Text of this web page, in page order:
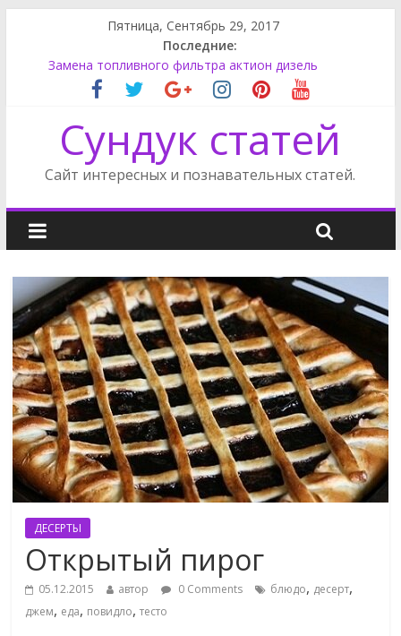
Пятница, Сентябрь 29, 2017
Последние:
Супер моддинг пк в стимпанк стиле
Замена топливного фильтра актион дизель
Как поменять лампу ближнего света на Фокусе 3
Как снять обшивку двери на Фриландер 2
Сузуки SX4 задний фонарь
Сундук статей
Сайт интересных и познавательных статей.
ДЕСЕРТЫ
Открытый пирог
05.12.2015 автор 0 Comments блюдо, десерт,
джем, еда, повидло,тесто